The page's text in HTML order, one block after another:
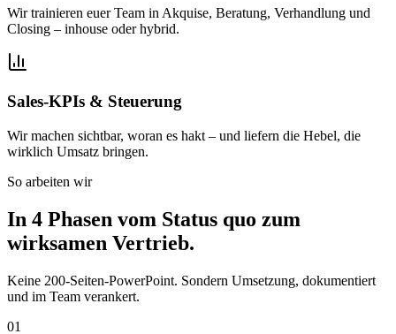
Wir trainieren euer Team in Akquise, Beratung, Verhandlung und
Closing – inhouse oder hybrid.
Sales-KPIs & Steuerung
Wir machen sichtbar, woran es hakt – und liefern die Hebel, die
wirklich Umsatz bringen.
So arbeiten wir
In 4 Phasen vom Status quo zum
wirksamen Vertrieb.
Keine 200-Seiten-PowerPoint. Sondern Umsetzung, dokumentiert
und im Team verankert.
01